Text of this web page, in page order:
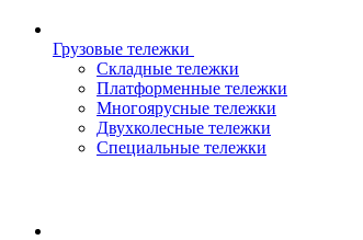
Грузовые тележки
Складные тележки
Платформенные тележки
Многоярусные тележки
Двухколесные тележки
Специальные тележки